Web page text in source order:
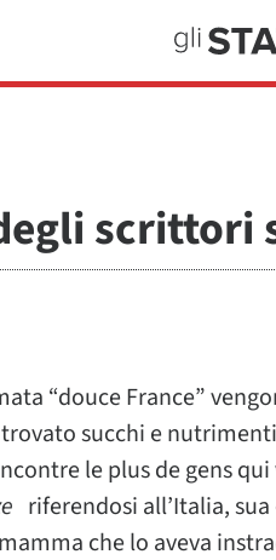
“douce France”
succhi e
le plus de gens
riferendosi all’Italia,
che lo aveva